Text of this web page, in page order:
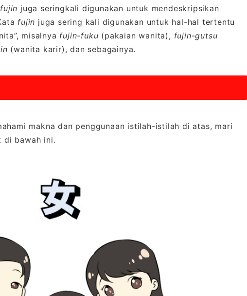
fujin juga seringkali digunakan untuk mendeskripsikan
fujin juga sering kali digunakan untuk hal-hal tertentu
misalnya fujin-fuku (pakaian wanita), fujin-gutsu
(wanita karir), dan sebagainya.
makna dan penggunaan istilah-istilah di atas, mari
di bawah ini.